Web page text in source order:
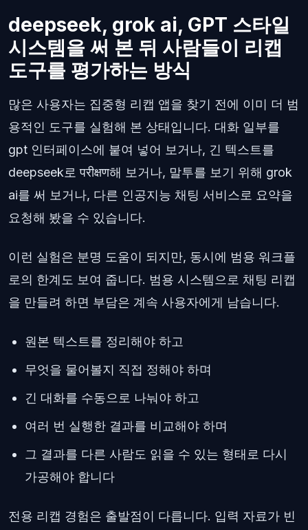
deepseek, grok ai, GPT 스타일
시스템을 써 본 뒤 사람들이 리캡
도구를 평가하는 방식
많은 사용자는 집중형 리캡 앱을 찾기 전에 이미 더 범
용적인 도구를 실험해 본 상태입니다. 대화 일부를
gpt 인터페이스에 붙여 넣어 보거나, 긴 텍스트를
deepseek로 परीक्षण해 보거나, 말투를 보기 위해 grok
ai를 써 보거나, 다른 인공지능 채팅 서비스로 요약을
요청해 봤을 수 있습니다.
이런 실험은 분명 도움이 되지만, 동시에 범용 워크플
로의 한계도 보여 줍니다. 범용 시스템으로 채팅 리캡
을 만들려 하면 부담은 계속 사용자에게 남습니다.
원본 텍스트를 정리해야 하고
무엇을 물어볼지 직접 정해야 하며
긴 대화를 수동으로 나눠야 하고
여러 번 실행한 결과를 비교해야 하며
그 결과를 다른 사람도 읽을 수 있는 형태로 다시
가공해야 합니다
전용 리캡 경험은 출발점이 다릅니다. 입력 자료가 빈